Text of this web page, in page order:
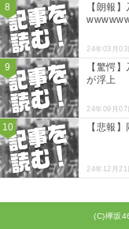
【朗報
24年03月
【驚愕
が浮上
24年09月
【悲報
24年12月
(C)欅坂